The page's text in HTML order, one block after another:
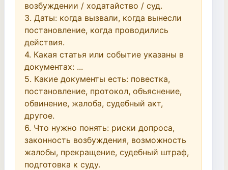
возбуждении / ходатайство / суд.
3. Даты: когда вызвали, когда вынесли
постановление, когда проводились
действия.
4. Какая статья или событие указаны в
документах: ...
5. Какие документы есть: повестка,
постановление, протокол, объяснение,
обвинение, жалоба, судебный акт,
другое.
6. Что нужно понять: риски допроса,
законность возбуждения, возможность
жалобы, прекращение, судебный штраф,
подготовка к суду.